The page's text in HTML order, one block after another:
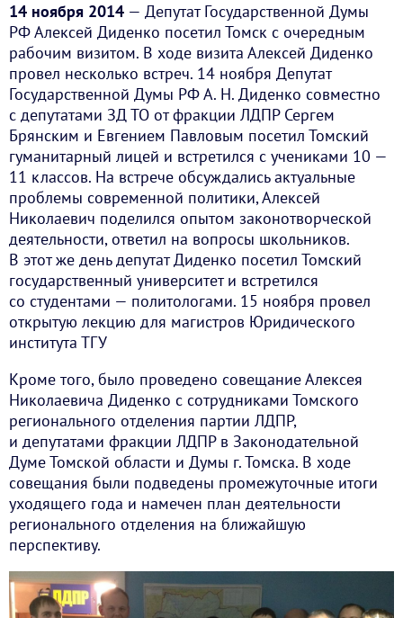
14 ноября 2014 — Депутат Государственной Думы
РФ Алексей Диденко посетил Томск с очередным
рабочим визитом. В ходе визита Алексей Диденко
провел несколько встреч. 14 ноября Депутат
Государственной Думы РФ А. Н. Диденко совместно
с депутатами ЗД ТО от фракции ЛДПР Сергем
Брянским и Евгением Павловым посетил Томский
гуманитарный лицей и встретился с учениками 10 —
11 классов. На встрече обсуждались актуальные
проблемы современной политики, Алексей
Николаевич поделился опытом законотворческой
деятельности, ответил на вопросы школьников.
В этот же день депутат Диденко посетил Томский
государственный университет и встретился
со студентами — политологами. 15 ноября провел
открытую лекцию для магистров Юридического
института ТГУ
Кроме того, было проведено совещание Алексея
Николаевича Диденко с сотрудниками Томского
регионального отделения партии ЛДПР,
и депутатами фракции ЛДПР в Законодательной
Думе Томской области и Думы г. Томска. В ходе
совещания были подведены промежуточные итоги
уходящего года и намечен план деятельности
регионального отделения на ближайшую
перспективу.